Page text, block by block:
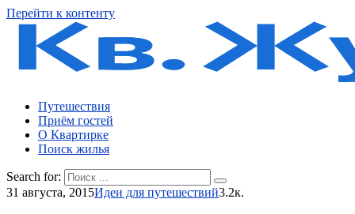
Перейти к контенту
Путешествия
Приём гостей
О Квартирке
Поиск жилья
Search for:
31 августа, 2015Идеи для путешествий3.2к.